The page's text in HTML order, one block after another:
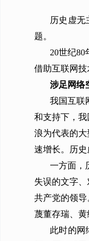
历史虚无
题。
20世纪
借助互联网
涉足网络
我国互联
和支持下，
浪为代表的
速增长。历
一方面，
失误的文字
共产党的领
蔑董存瑞、黄
此时的网